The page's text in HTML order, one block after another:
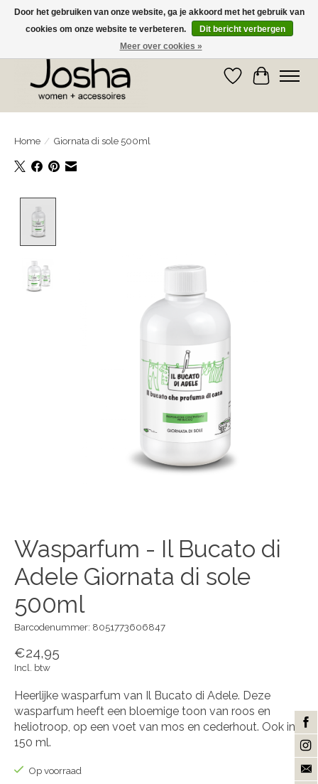
GRATIS OPHALEN IN DE WINKEL EN GRATIS VERZENDING VANAF € 75,00
Verlanglijst
Home / Giornata di sole 500ml
Wasparfum - Il Bucato di
Adele Giornata di sole
500ml
Barcodenummer: 8051773606847
€24,95
Incl. btw
Heerlijke wasparfum van Il Bucato di Adele. Deze
wasparfum heeft een bloemige toon van roos en
heliotroop, op een voet van mos en cederhout. Ook in
150 ml.
Op voorraad
Door het gebruiken van onze website, ga je akkoord met het gebruik van
cookies om onze website te verbeteren.
Dit bericht verbergen
Meer over cookies »